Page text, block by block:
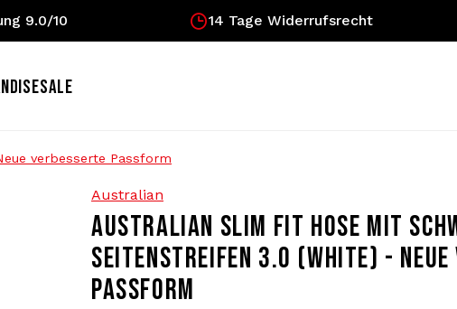
9.0/10 14 Tage Widerrufsrecht
SALE
verbesserte Passform
Australian
AUSTRALIAN SLIM FIT HOSE MIT
SEITENSTREIFEN 3.0 (WHITE) - NEUE
PASSFORM